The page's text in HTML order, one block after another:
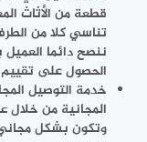
قطعة من الأثاث
تناسي كلا من
ننصح دائما
الحصول على
خدمة التوصيل
المجانية من خلال
وتكون بشكل